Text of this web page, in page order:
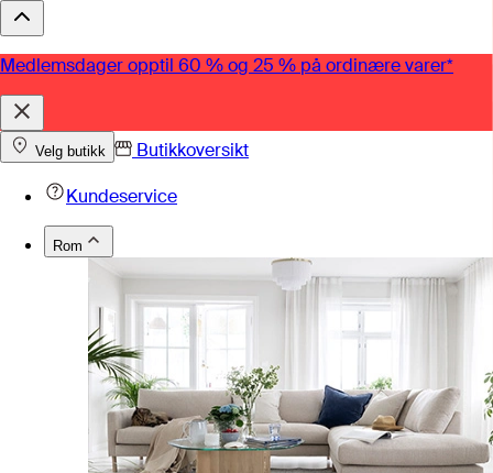
Medlemsdager opptil 60 % og 25 % på ordinære varer*
Velg butikk
Butikkoversikt
Kundeservice
Rom